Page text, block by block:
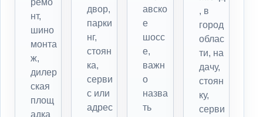
ремо
нт,
шино
монта
ж,
дилер
ская
площ
адка
двор,
парки
нг,
стоян
ка,
серви
с или
адрес
авско
е
шосс
е,
важн
о
назва
ть
, в
город
облас
ти, на
дачу,
стоян
ку,
серви